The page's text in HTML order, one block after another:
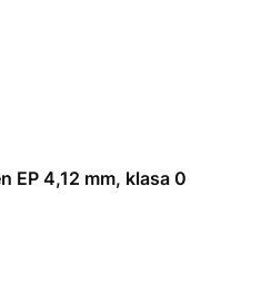
EP 4,12 mm, klasa 0